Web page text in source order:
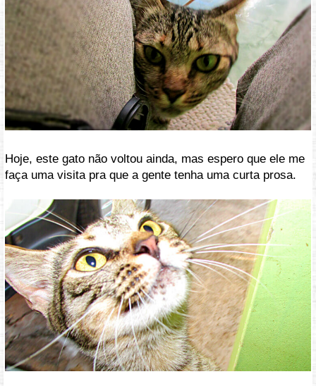
Hoje, este gato não voltou ainda, mas espero que ele me
faça uma visita pra que a gente tenha uma curta prosa.